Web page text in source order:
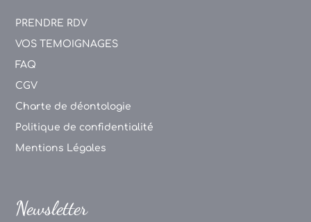
PRENDRE RDV
VOS TEMOIGNAGES
FAQ
CGV
Charte de déontologie
Politique de confidentialité
Mentions Légales
Newsletter